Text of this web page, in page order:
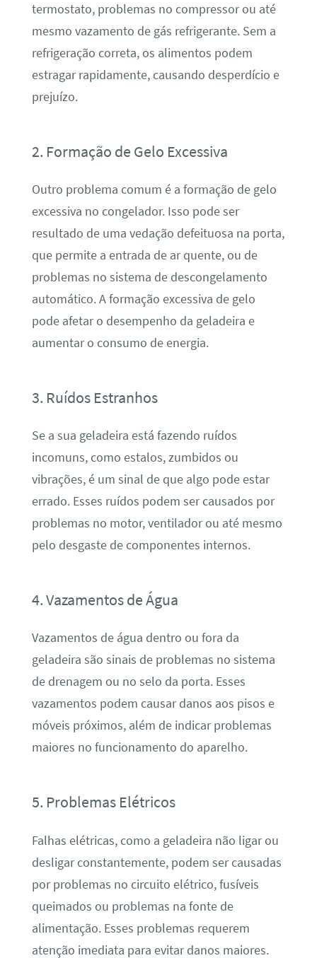
termostato, problemas no compressor ou até
mesmo vazamento de gás refrigerante. Sem a
refrigeração correta, os alimentos podem
estragar rapidamente, causando desperdício e
prejuízo.
2. Formação de Gelo Excessiva
Outro problema comum é a formação de gelo
excessiva no congelador. Isso pode ser
resultado de uma vedação defeituosa na porta,
que permite a entrada de ar quente, ou de
problemas no sistema de descongelamento
automático. A formação excessiva de gelo
pode afetar o desempenho da geladeira e
aumentar o consumo de energia.
3. Ruídos Estranhos
Se a sua geladeira está fazendo ruídos
incomuns, como estalos, zumbidos ou
vibrações, é um sinal de que algo pode estar
errado. Esses ruídos podem ser causados por
problemas no motor, ventilador ou até mesmo
pelo desgaste de componentes internos.
4. Vazamentos de Água
Vazamentos de água dentro ou fora da
geladeira são sinais de problemas no sistema
de drenagem ou no selo da porta. Esses
vazamentos podem causar danos aos pisos e
móveis próximos, além de indicar problemas
maiores no funcionamento do aparelho.
5. Problemas Elétricos
Falhas elétricas, como a geladeira não ligar ou
desligar constantemente, podem ser causadas
por problemas no circuito elétrico, fusíveis
queimados ou problemas na fonte de
alimentação. Esses problemas requerem
atenção imediata para evitar danos maiores.